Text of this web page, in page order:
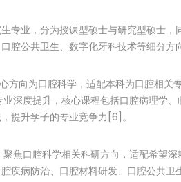
专业，分为授课型硕士与研究型硕士，
腔公共卫生、数字化牙科技术等细分方
方向为口腔科学，适配本科为口腔相关
深度提升，核心课程包括口腔病理学
提升学子的专业竞争力[6]。
焦口腔科学相关科研方向，适配希望
疾病防治、口腔材料研发、口腔公共